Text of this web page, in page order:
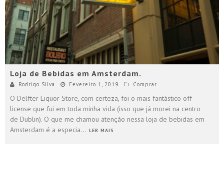
Loja de Bebidas em Amsterdam.
Rodrigo Silva Fevereiro 1, 2019 Comprar
O Delfter Liquor Store, com certeza, foi o mais fantástico off
license que fui em toda minha vida (isso que já morei na centro
de Dublin). O que me chamou atenção nessa loja de bebidas em
Amsterdam é a especia... LER MAIS